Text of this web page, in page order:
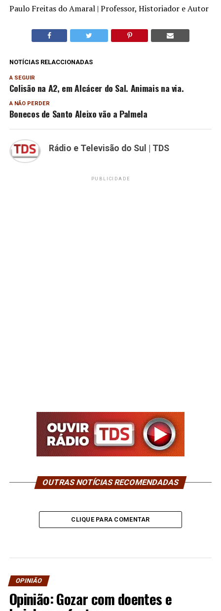
Paulo Freitas do Amaral | Professor, Historiador e Autor
NOTÍCIAS RELACCIONADAS
A SEGUIR
Colisão na A2, em Alcácer do Sal. Animais na via.
A NÃO PERDER
Bonecos de Santo Aleixo vão a Palmela
Rádio e Televisão do Sul | TDS
PUBLICIDADE
OUTRAS NOTÍCIAS RECOMENDADAS
CLIQUE PARA COMENTAR
OPINIÃO
Opinião: Gozar com doentes e